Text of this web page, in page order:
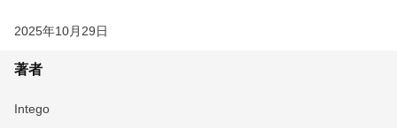
2025年10月29日
著者
Intego